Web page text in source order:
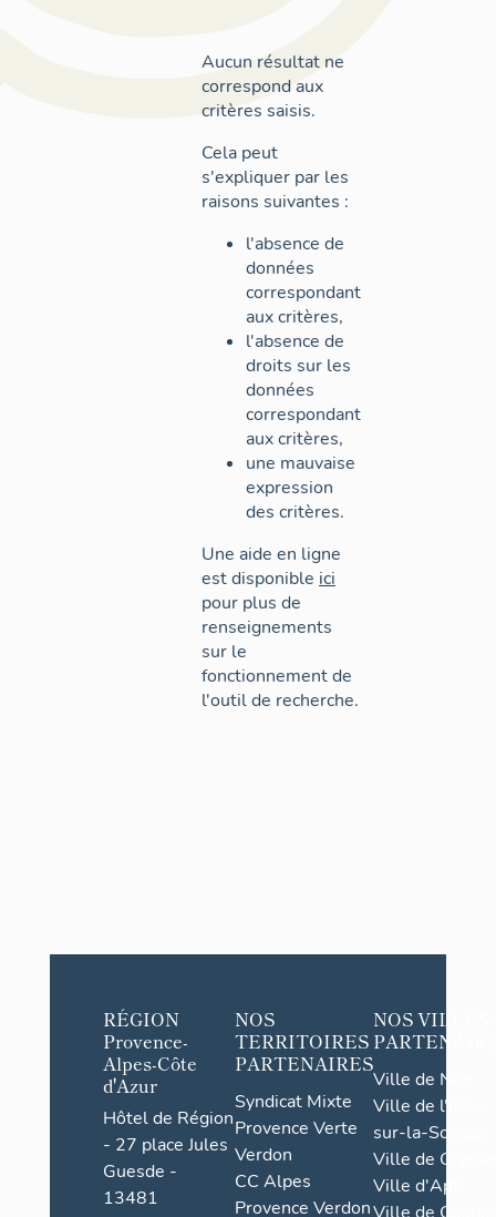
Aucun résultat ne
correspond aux
critères saisis.
Cela peut
s'expliquer par les
raisons suivantes :
l'absence de
données
correspondant
aux critères,
l'absence de
droits sur les
données
correspondant
aux critères,
une mauvaise
expression
des critères.
Une aide en ligne
est disponible ici
pour plus de
renseignements
sur le
fonctionnement de
l'outil de recherche.
RÉGION
Provence-
Alpes-Côte
d'Azur
Hôtel de Région
- 27 place Jules
Guesde -
13481
NOS
TERRITOIRES
PARTENAIRES
Syndicat Mixte
Provence Verte
Verdon
CC Alpes
Provence Verdon
NOS VILLES
Ville de Nice
Ville de l'Isle-
sur-la-Sorgue
Ville de Grasse
Ville d'Apt